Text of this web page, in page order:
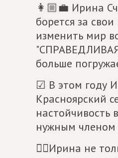
👩🏼💼 Ирина
борется за
изменить мир
больше
☑ В этом году
Красноярский
нужным членом
☝🏻Ирина не